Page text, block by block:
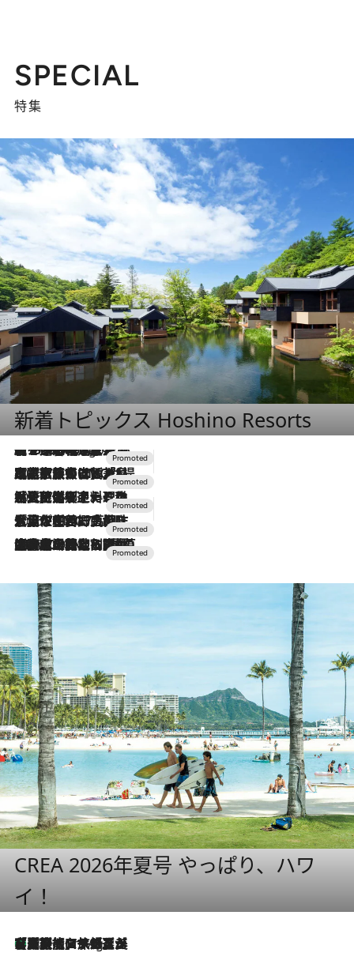
SPECIAL
特集
新着トピックス Hoshino Resorts
8 Hours Ago
【トンボの足水浴】ヒノキの香りに包まれて涼感マックス！約13℃の湧水かけ流しを避暑地「星野温泉 トンボの湯」で体験
2026.7.31
【ホテル帰省】という選択肢をOMOが提案。家族とほどよい距離を保つには「昼は実家、夜は気兼ねなくホテルで！」
2026.7.24
【夏限定ディナーコース】旬を迎える稚鮎や花ズッキーニなどをイタリア・トスカーナの郷土料理の手法で満喫！
2026.7.17
「土佐和ハーブかき氷」がOMO7高知に登場！生姜、山椒、大葉など目にも舌にも涼を呼ぶ郷土の味
2026.7.10
NEW OPEN！【界 草津】名湯の地に誕生。趣の異なる2種の温泉と上州ならではの会席・蕎麦割烹など美食を味わう究極の癒やし旅
CREA 2026年夏号 やっぱり、ハワ
イ！
10 Hours Ago
【厳選旅コスメ】「多機能アイテムがメイン！」旅好き美容エディターが選んだ夏旅ベストコスメを発表【Mサイズジップ】